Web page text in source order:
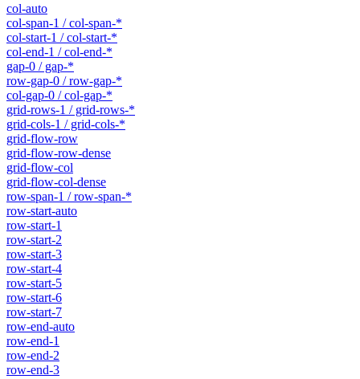
col-auto
col-span-1 / col-span-*
col-start-1 / col-start-*
col-end-1 / col-end-*
gap-0 / gap-*
row-gap-0 / row-gap-*
col-gap-0 / col-gap-*
grid-rows-1 / grid-rows-*
grid-cols-1 / grid-cols-*
grid-flow-row
grid-flow-row-dense
grid-flow-col
grid-flow-col-dense
row-span-1 / row-span-*
row-start-auto
row-start-1
row-start-2
row-start-3
row-start-4
row-start-5
row-start-6
row-start-7
row-end-auto
row-end-1
row-end-2
row-end-3